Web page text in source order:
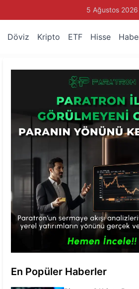
5 Ağustos 2026
Döviz Kripto ETF Hisse
En Popüler Haberler